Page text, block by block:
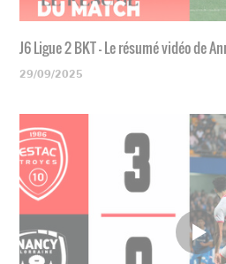
J6 Ligue 2 BKT - Le résumé vidéo de
29/09/2025